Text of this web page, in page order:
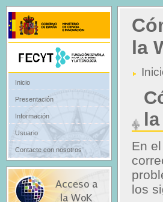
la
En
los
Inicio
Presentación
Información
Usuario
Contacte con nosotros